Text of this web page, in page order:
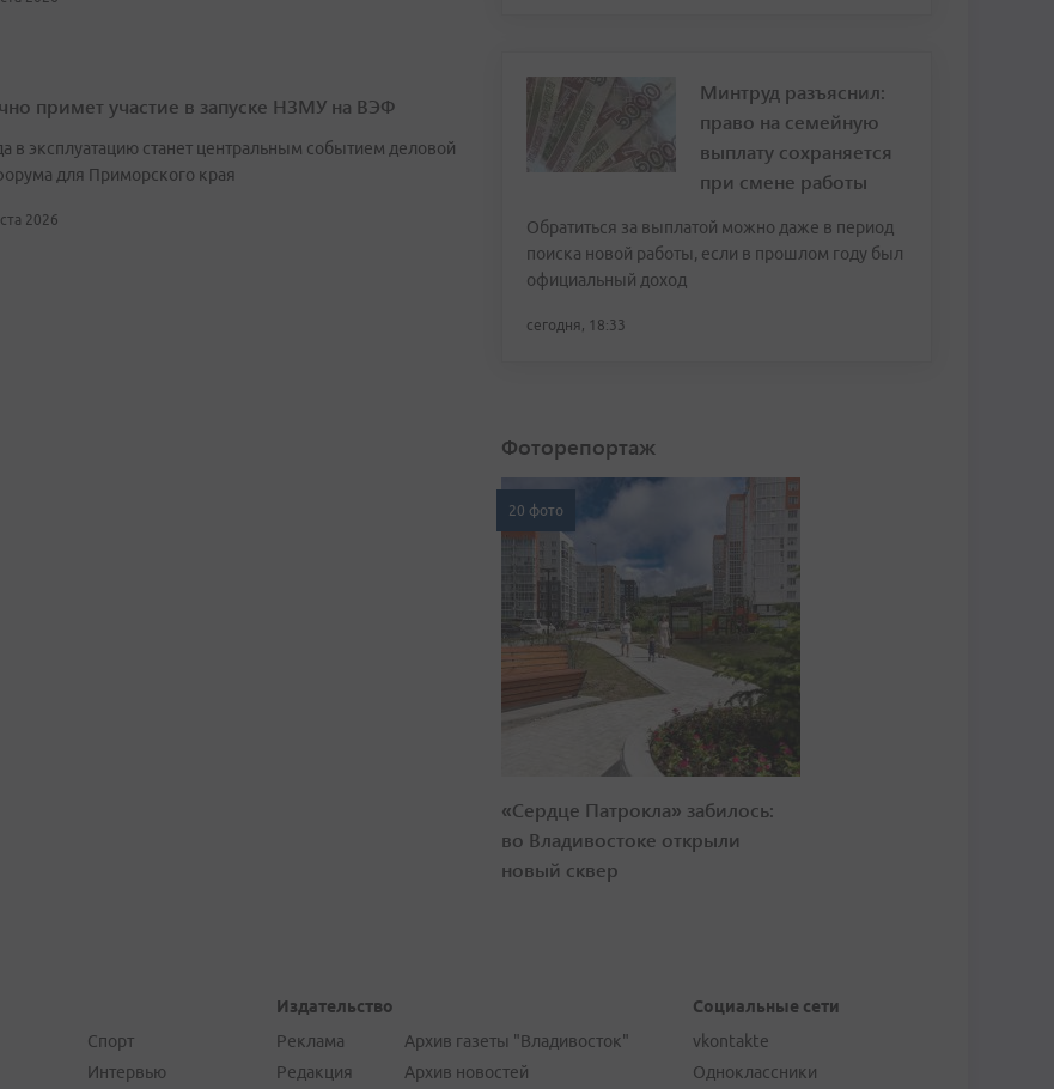
примет участие в запуске НЗМУ на ВЭФ
в эксплуатацию станет центральным событием деловой
для Приморского края
2026
Минтруд разъяснил:
право на семейную
выплату сохраняется
при смене работы
Обратиться за выплатой можно даже в период
поиска новой работы, если в прошлом году был
официальный доход
сегодня, 18:33
Фоторепортаж
20 фото
«Сердце Патрокла» забилось:
во Владивостоке открыли
новый сквер
Спорт
Интервью
Издательство
Реклама
Редакция
Архив газеты "Владивосток"
Архив новостей
Социальные сети
vkontakte
Одноклассники